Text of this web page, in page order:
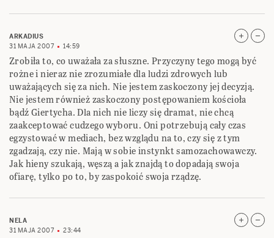
ARKADIUS
31 MAJA 2007
14:59
Zrobiła to, co uważała za słuszne. Przyczyny tego mogą być
rożne i nieraz nie zrozumiałe dla ludzi zdrowych lub
uważających się za nich. Nie jestem zaskoczony jej decyzją.
Nie jestem również zaskoczony postępowaniem kościoła
bądź Giertycha. Dla nich nie liczy się dramat, nie chcą
zaakceptować cudzego wyboru. Oni potrzebują cały czas
egzystować w mediach, bez wzglądu na to, czy się z tym
zgadzają, czy nie. Mają w sobie instynkt samozachowawczy.
Jak hieny szukają, węszą a jak znajdą to dopadają swoja
ofiarę, tylko po to, by zaspokoić swoja rządzę.
NELA
31 MAJA 2007
23:44